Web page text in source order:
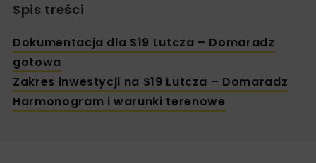
Spis treści
Dokumentacja dla S19 Lutcza – Domaradz
gotowa
Zakres inwestycji na S19 Lutcza – Domaradz
Harmonogram i warunki terenowe